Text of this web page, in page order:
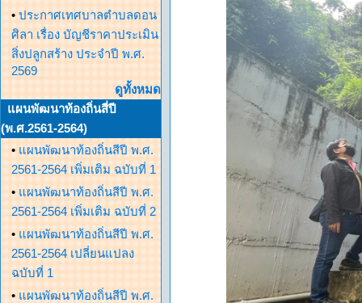
• ประกาศเทศบาลตำบลดอน
ศิลา เรื่อง บัญชีราคาประเมิน
สิ่งปลูกสร้าง ประจำปี พ.ศ.
2569
ดูทั้งหมด
แผนพัฒนาท้องถิ่นสี่ปี
(พ.ศ.2561-2564)
• แผนพัฒนาท้องถิ่นสีปี พ.ศ.
2561-2564 เพิ่มเติม ฉบับที่ 1
• แผนพัฒนาท้องถิ่นสีปี พ.ศ.
2561-2564 เพิ่มเติม ฉบับที่ 2
• แผนพัฒนาท้องถิ่นสีปี พ.ศ.
2561-2564 เปลี่ยนแปลง
ฉบับที่ 1
• แผนพัฒนาท้องถิ่นสีปี พ.ศ.